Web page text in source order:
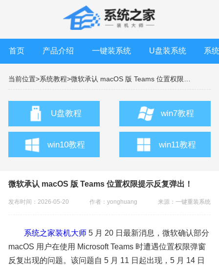
首页 产品介绍 一键装系统 U盘装系统 系
当前位置>系统教程>
U盘教程 win7教程
win10教程 win11教程
微软承认 macOS 版 Teams 位置权限提示反复弹出！
发布时间：2026-05-20 作者：yonghuang 来源：一键重装系统
系统之家装机大师5 月 20 日最新消息，微软确认部分
macOS 用户在使用 Microsoft Teams 时遭遇位置权限弹窗
反复出现的问题。该问题自 5 月 11 日起出现，5 月 14 日